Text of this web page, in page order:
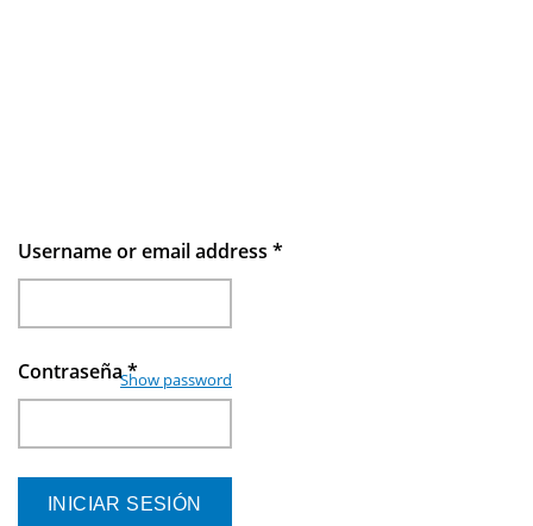
Username or email address *
Contraseña*
Show password